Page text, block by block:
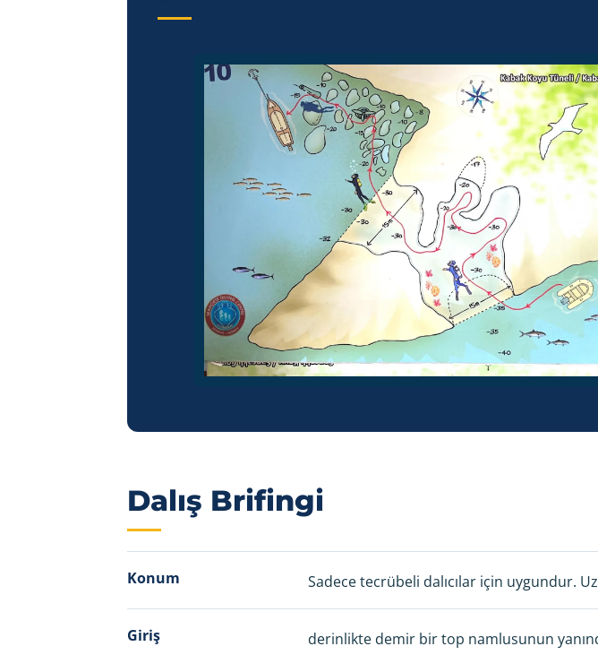
Dalış Brifingi
Konum Sadece tecrübeli dalıcılar için uygundur.
Giriş derinlikte demir bir top namlusunun